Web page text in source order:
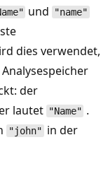
und "name"
dies verwendet,
der
lautet "Name" .
"john" in der